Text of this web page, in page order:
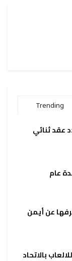
Trending
عقد ثنائي
عام
لا تعرفها عن أيمن
بالاتحاد